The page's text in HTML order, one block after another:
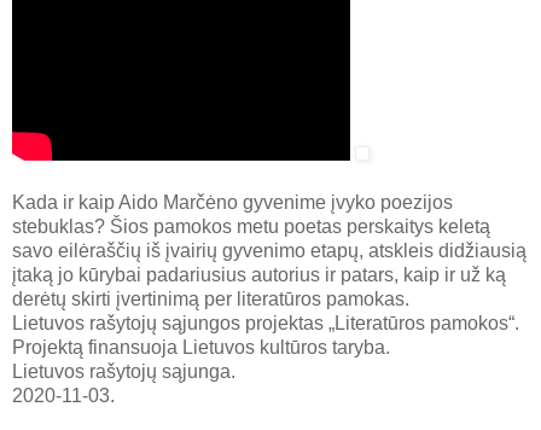
Kada ir kaip Aido Marčėno gyvenime įvyko poezijos
stebuklas? Šios pamokos metu poetas perskaitys keletą
savo eilėraščių iš įvairių gyvenimo etapų, atskleis didžiausią
įtaką jo kūrybai padariusius autorius ir patars, kaip ir už ką
derėtų skirti įvertinimą per literatūros pamokas.
Lietuvos rašytojų sąjungos projektas „Literatūros pamokos“.
Projektą finansuoja Lietuvos kultūros taryba.
Lietuvos rašytojų sąjunga.
2020-11-03.